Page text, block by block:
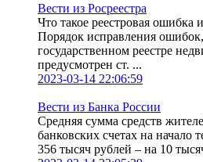
Вести из Росреестра
Что такое реестровая ошибка
Порядок исправления
государственном реестре
предусмотрен ст. ...
2023-03-14 22:06:59
Вести из Банка России
Средняя сумма средств
банковских счетах на начало
356 тысяч рублей – на 10